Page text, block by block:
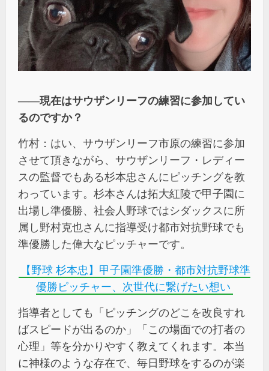
――現在はサウザンリーフの練習に参加してい
るのですか？
竹村：はい、サウザンリーフ市原の練習に参加
させて頂きながら、サウザンリーフ・レディー
スの監督でもある杉本忠さんにピッチングを教
わっています。杉本さんは拓大紅陵で甲子園に
出場し準優勝、社会人野球ではシダックスに所
属し野村克也さんに指導受け都市対抗野球でも
準優勝した偉大なピッチャーです。
【野球 杉本忠】甲子園準優勝・都市対抗野球準
優勝ピッチャー、次世代に繋げたい想い
指導者としても「ピッチングのどこを改良すれ
ばスピードが出るのか」「この場面での打者の
心理」等を分かりやすく教えてくれます。本当
に神様のような存在で、毎日野球をするのが楽